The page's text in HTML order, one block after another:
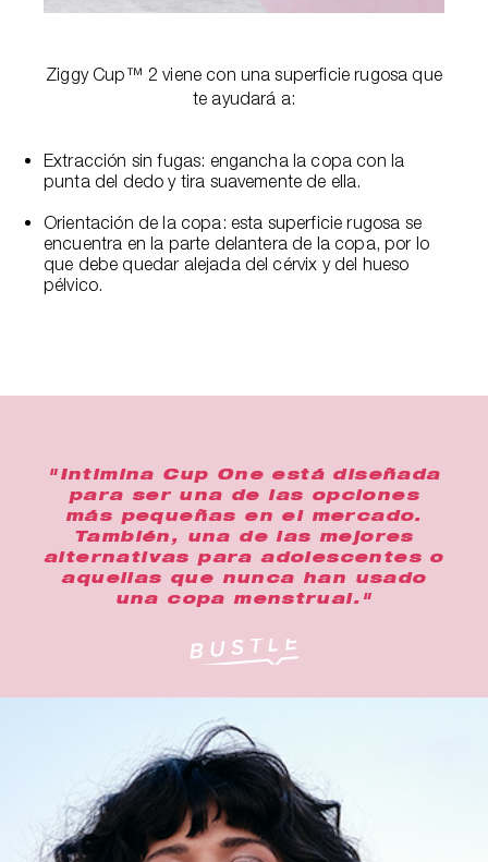
Ziggy Cup™ 2 viene con una superficie rugosa que
te ayudará a:
Extracción sin fugas: engancha la copa con la
punta del dedo y tira suavemente de ella.
Orientación de la copa: esta superficie rugosa se
encuentra en la parte delantera de la copa, por lo
que debe quedar alejada del cérvix y del hueso
pélvico.
"Intimina Cup One está diseñada
para ser una de las opciones
más pequeñas en el mercado.
También, una de las mejores
alternativas para adolescentes o
aquellas que nunca han usado
una copa menstrual."